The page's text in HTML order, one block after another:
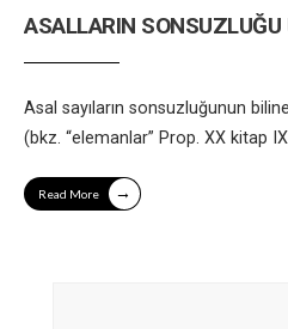
ASALLARIN
Asal sayıların sonsuzluğunun
(bkz. “elemanlar” Prop. XX kitap
Read More →